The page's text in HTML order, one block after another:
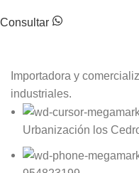
Consultar
Importadora y
industriales.
Urbanización los